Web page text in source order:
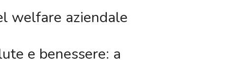
welfare aziendale
e benessere: a